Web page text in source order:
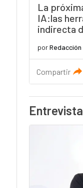
La
IA:las
indirecta
por
Compartir